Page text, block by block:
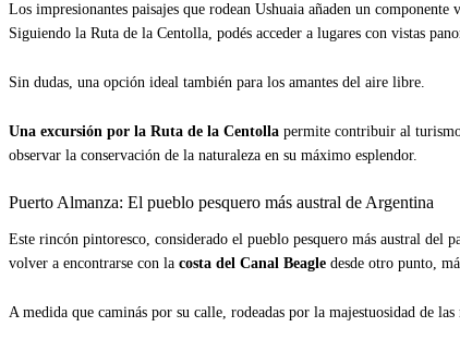
Los impresionantes paisajes que rodean Ushuaia añaden un
Siguiendo la Ruta de la Centolla, podés acceder a lugares con vistas
Sin dudas, una opción ideal también para los amantes del aire libre.
Una excursión por la Ruta de la Centolla permite contribuir al
observar la conservación de la naturaleza en su máximo esplendor.
Puerto Almanza: El pueblo pesquero más austral de Argentina
Este rincón pintoresco, considerado el pueblo pesquero más austral del
volver a encontrarse con la costa del Canal Beagle desde otro punto,
A medida que caminás por su calle, rodeadas por la majestuosidad de